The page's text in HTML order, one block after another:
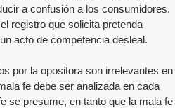
a confusión a los consumidores.
registro que solicita pretenda
acto de competencia desleal.
por la opositora son irrelevantes en
fe debe ser analizada en cada
se presume, en tanto que la mala fe